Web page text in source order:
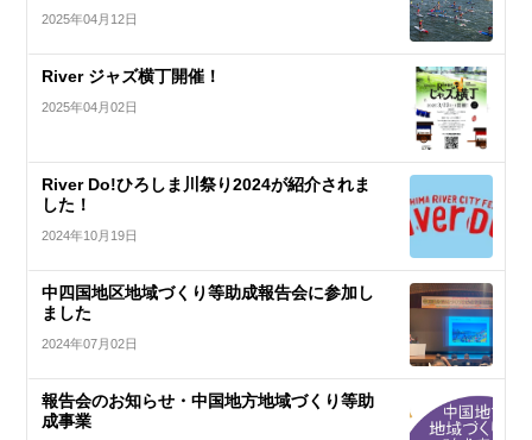
2025年04月12日
River ジャズ横丁開催！
2025年04月02日
River Do!ひろしま川祭り2024が紹介されま
した！
2024年10月19日
中四国地区地域づくり等助成報告会に参加し
ました
2024年07月02日
報告会のお知らせ・中国地方地域づくり等助
成事業